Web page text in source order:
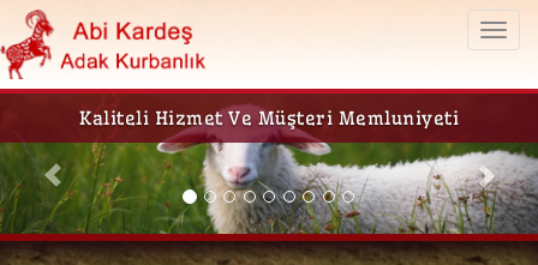
Adak Kurbanlık Satış Ve Kesim Yeri
Previous